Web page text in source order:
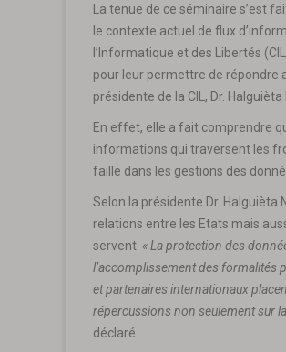
La tenue de ce séminaire s’est
le contexte actuel de flux
l’Informatique et des Libertés
pour leur permettre de répondre
présidente de la CIL, Dr.
En effet, elle a fait comprendre
informations qui traversent les
faille dans les gestions des
Selon la présidente Dr.
relations entre les Etats mais
servent. «La protection des
l’accomplissement des formalités
et partenaires internationaux
répercussions non seulement sur
déclaré